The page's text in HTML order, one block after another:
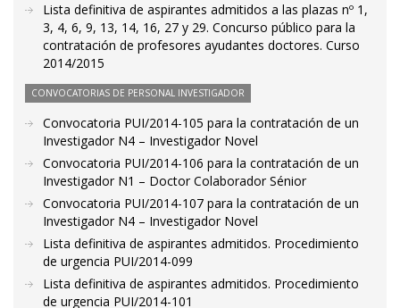
Lista definitiva de aspirantes admitidos a las plazas nº 1,
3, 4, 6, 9, 13, 14, 16, 27 y 29. Concurso público para la
contratación de profesores ayudantes doctores. Curso
2014/2015
CONVOCATORIAS DE PERSONAL INVESTIGADOR
Convocatoria PUI/2014-105 para la contratación de un
Investigador N4 – Investigador Novel
Convocatoria PUI/2014-106 para la contratación de un
Investigador N1 – Doctor Colaborador Sénior
Convocatoria PUI/2014-107 para la contratación de un
Investigador N4 – Investigador Novel
Lista definitiva de aspirantes admitidos. Procedimiento
de urgencia PUI/2014-099
Lista definitiva de aspirantes admitidos. Procedimiento
de urgencia PUI/2014-101